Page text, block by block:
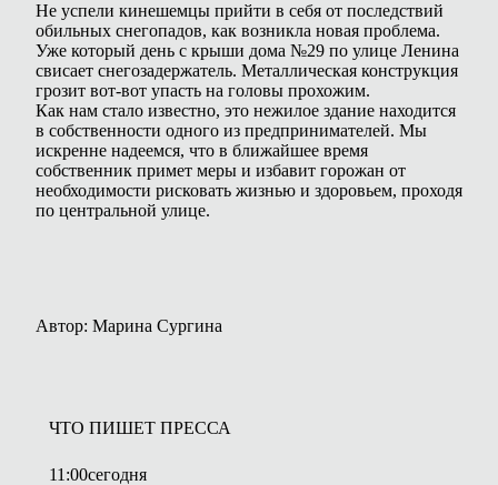
Не успели кинешемцы прийти в себя от последствий
обильных снегопадов, как возникла новая проблема.
Уже который день с крыши дома №29 по улице Ленина
свисает снегозадержатель. Металлическая конструкция
грозит вот-вот упасть на головы прохожим.
Как нам стало известно, это нежилое здание находится
в собственности одного из предпринимателей. Мы
искренне надеемся, что в ближайшее время
собственник примет меры и избавит горожан от
необходимости рисковать жизнью и здоровьем, проходя
по центральной улице.
Автор: Марина Сургина
ЧТО ПИШЕТ ПРЕССА
11:00сегодня